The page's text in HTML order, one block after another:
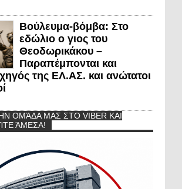
Βούλευμα-βόμβα: Στο
εδώλιο ο γιος του
Θεοδωρικάκου –
Παραπέμπονται και
της ΕΛ.ΑΣ. και ανώτατοι
ΟΜΆΔΑ ΜΑΣ ΣΤΟ VIBER ΚΑΙ
ΆΜΕΣΑ!